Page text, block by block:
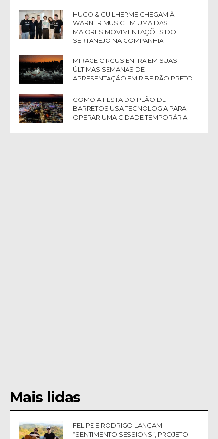
HUGO & GUILHERME CHEGAM À
WARNER MUSIC EM UMA DAS
MAIORES MOVIMENTAÇÕES DO
SERTANEJO NA COMPANHIA
MIRAGE CIRCUS ENTRA EM SUAS
ÚLTIMAS SEMANAS DE
APRESENTAÇÃO EM RIBEIRÃO PRETO
COMO A FESTA DO PEÃO DE
BARRETOS USA TECNOLOGIA PARA
OPERAR UMA CIDADE TEMPORÁRIA
Mais lidas
FELIPE E RODRIGO LANÇAM
“SENTIMENTO SESSIONS”, PROJETO